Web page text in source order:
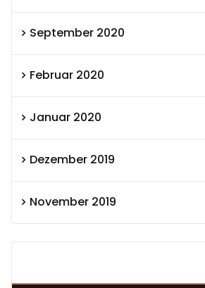
September 2020
Februar 2020
Januar 2020
Dezember 2019
November 2019